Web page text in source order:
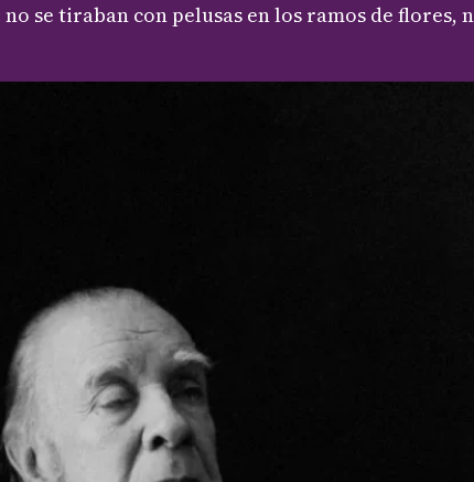
se tiraban con pelusas en los ramos de flores,